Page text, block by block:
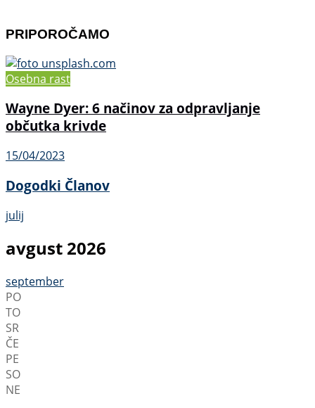
PRIPOROČAMO
Osebna rast
Wayne Dyer: 6 načinov za odpravljanje
občutka krivde
15/04/2023
Dogodki Članov
julij
avgust 2026
september
PO
TO
SR
ČE
PE
SO
NE